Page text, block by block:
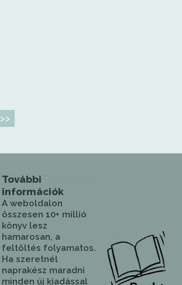
>>
További
információk
A weboldalon
összesen 10+ millió
könyv lesz
hamarosan, a
feltöltés folyamatos.
Ha szeretnél
naprakész maradni
minden új kiadással